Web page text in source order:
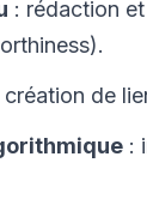
: rédaction
création de
: